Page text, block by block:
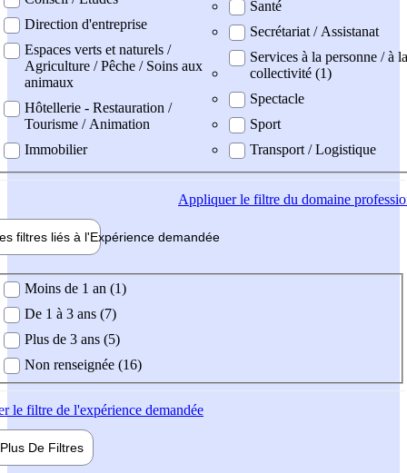
Direction d'entreprise
Espaces verts et naturels /
Agriculture / Pêche / Soins aux
animaux
Hôtellerie - Restauration /
Tourisme / Animation
Immobilier
Santé
Secrétariat / Assistanat
Services à la personne / à la
collectivité (1)
Spectacle
Sport
Transport / Logistique
Appliquerle filtre du domaine
filtres liés à l'Expérience demandée
demandée
Moins de 1 an (1)
De 1 à 3 ans (7)
Plus de 3 ans (5)
Non renseignée (16)
le filtre de l'expérience demandée
Plus De Filtres